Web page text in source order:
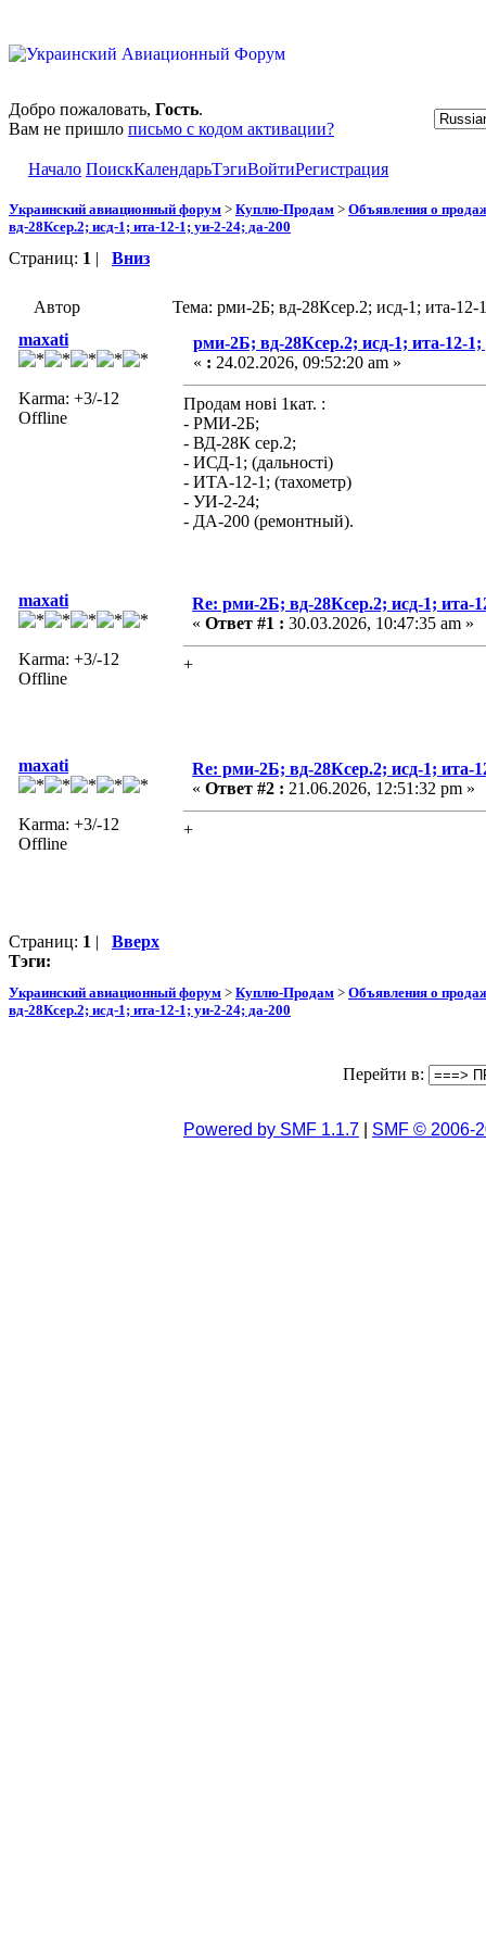
Добро пожаловать, Гость.
Вам не пришло письмо с кодом активации?
Начало ПоискКалендарьТэгиВойтиРегистрация
Украинский авиационный форум > Куплю-Продам > Объявления о
вд-28Ксер.2; исд-1; ита-12-1; уи-2-24; да-200
Страниц: 1 | Вниз
Автор
Тема: рми-2Б; вд-28Ксер.2; исд-1; ита-
maxati
Karma: +3/-12
Offline
рми-2Б; вд-28Ксер.2; исд-1; ита-12-1;
« : 24.02.2026, 09:52:20 am »
Продам нові 1кат. :
- РМИ-2Б;
- ВД-28К сер.2;
- ИСД-1; (дальності)
- ИТА-12-1; (тахометр)
- УИ-2-24;
- ДА-200 (ремонтный).
maxati
Karma: +3/-12
Offline
Re: рми-2Б; вд-28Ксер.2; исд-1; ита-
« Ответ #1 : 30.03.2026, 10:47:35 am »
+
maxati
Karma: +3/-12
Offline
Re: рми-2Б; вд-28Ксер.2; исд-1; ита-
« Ответ #2 : 21.06.2026, 12:51:32 pm »
+
Страниц: 1 | Вверх
Тэги:
Украинский авиационный форум > Куплю-Продам > Объявления о
вд-28Ксер.2; исд-1; ита-12-1; уи-2-24; да-200
Перейти в:
Powered by SMF 1.1.7 SMF © 2006-